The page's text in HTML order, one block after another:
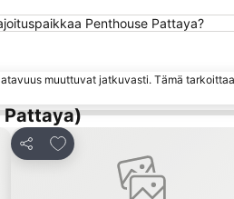
Penthouse Pattaya?
muuttuvat jatkuvasti. Tämä
Pattaya)
Jaa
Lisää suosikkeihin